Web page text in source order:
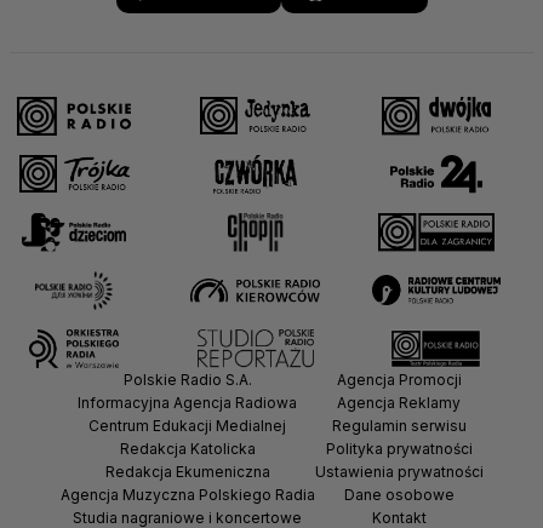
Polskie Radio S.A.
Informacyjna Agencja Radiowa
Centrum Edukacji Medialnej
Redakcja Katolicka
Redakcja Ekumeniczna
Agencja Muzyczna Polskiego Radia
Studia nagraniowe i koncertowe
Agencja Promocji
Agencja Reklamy
Regulamin serwisu
Polityka prywatności
Ustawienia prywatności
Dane osobowe
Kontakt